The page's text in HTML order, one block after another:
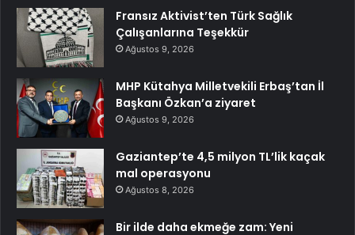
Fransız Aktivist’ten Türk Sağlık
Çalışanlarına Teşekkür
Ağustos 9, 2026
MHP Kütahya Milletvekili Erbaş’tan İl
Başkanı Özkan’a ziyaret
Ağustos 9, 2026
Gaziantep’te 4,5 milyon TL’lik kaçak
mal operasyonu
Ağustos 8, 2026
Bir ilde daha ekmeğe zam: Yeni